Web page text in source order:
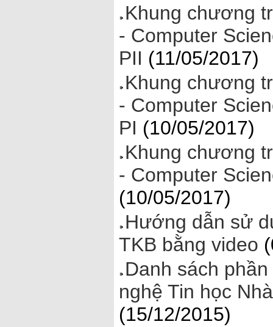
Khung chương
- Computer
PII (11/05/2017)
Khung chương
- Computer
PI (10/05/2017)
Khung chương
- Computer
(10/05/2017)
Hướng dẫn sử
TKB bằng video
Danh sách
nghệ Tin học
(15/12/2015)